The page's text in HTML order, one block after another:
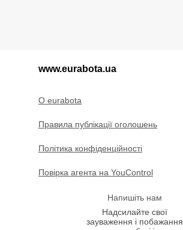
www.eurabota.ua
O eurabota
Правила публікації оголошень
Політика конфіденційності
Повірка агента на YouControl
Напишіть нам
Надсилайте свої
зауваження і побажання